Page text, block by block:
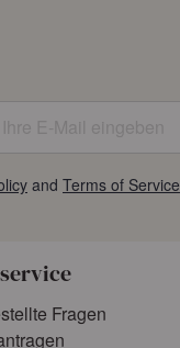
and Terms of Service
Fragen